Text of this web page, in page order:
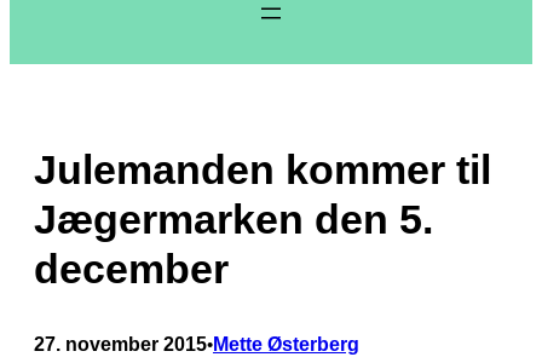
Julemanden kommer til
Jægermarken den 5.
december
27. november 2015•Mette Østerberg